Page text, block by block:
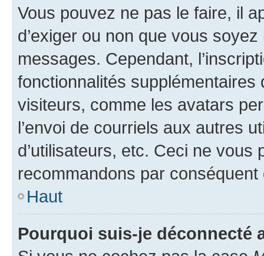
Vous pouvez ne pas le faire, il
d’exiger ou non que vous
messages. Cependant,
fonctionnalités
visiteurs, comme les avatars
l’envoi de courriels aux autres
d’utilisateurs, etc. Ceci ne vous
recommandons par conséquent
Haut
Pourquoi suis-je déconnecté